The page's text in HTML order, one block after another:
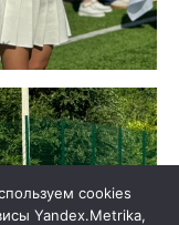
cookies
Yandex.Metrika,